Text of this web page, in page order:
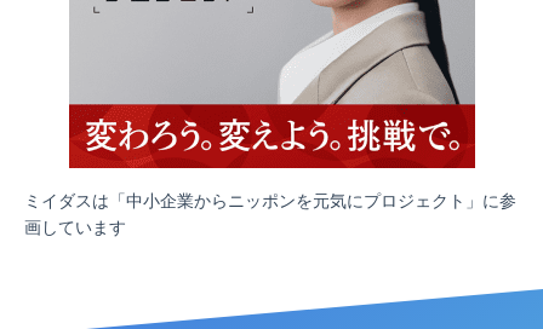
ミイダスは「中小企業からニッポンを元気にプロジェクト」に参
画しています